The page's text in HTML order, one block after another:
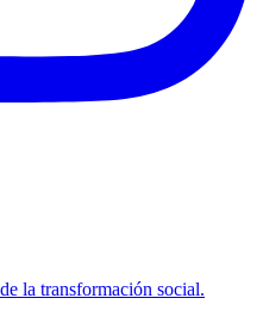
la transformación social.